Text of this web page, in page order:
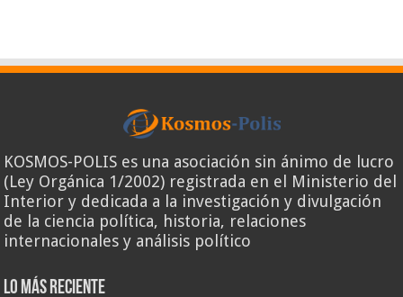
KOSMOS-POLIS es una asociación sin ánimo de lucro
(Ley Orgánica 1/2002) registrada en el Ministerio del
Interior y dedicada a la investigación y divulgación
de la ciencia política, historia, relaciones
internacionales y análisis político
Lo más reciente